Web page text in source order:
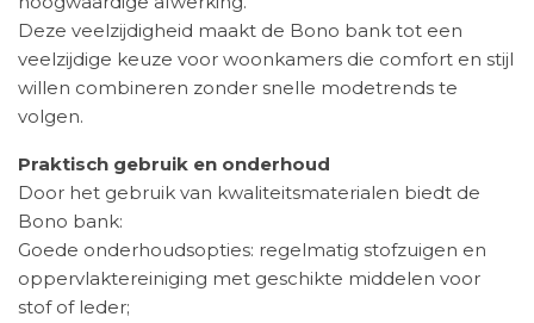
Deze veelzijdigheid maakt de Bono bank tot een
veelzijdige keuze voor woonkamers die comfort en stijl
willen combineren zonder snelle modetrends te
volgen.
Praktisch gebruik en onderhoud
Door het gebruik van kwaliteitsmaterialen biedt de
Bono bank:
Goede onderhoudsopties: regelmatig stofzuigen en
oppervlaktereiniging met geschikte middelen voor
stof of leder;